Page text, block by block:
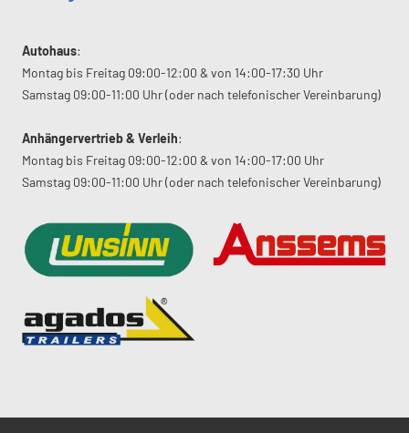
Autohaus:
Montag bis Freitag 09:00-12:00 & von 14:00-17:30 Uhr
Samstag 09:00-11:00 Uhr (oder nach telefonischer Vereinbarung)
Anhängervertrieb & Verleih:
Montag bis Freitag 09:00-12:00 & von 14:00-17:00 Uhr
Samstag 09:00-11:00 Uhr (oder nach telefonischer Vereinbarung)